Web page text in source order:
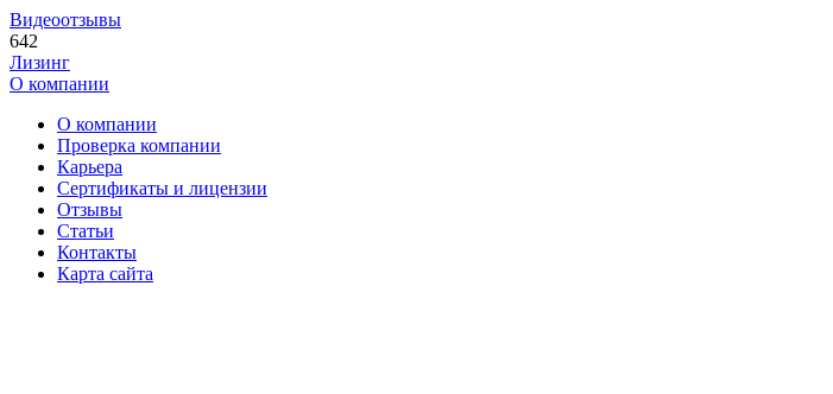
Видеоотзывы
642
Лизинг
О компании
О компании
Проверка компании
Карьера
Сертификаты и лицензии
Отзывы
Статьи
Контакты
Карта сайта